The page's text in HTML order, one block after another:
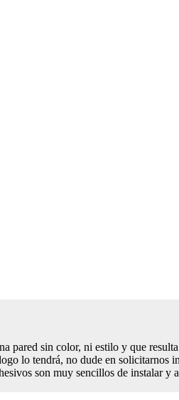
sin color, ni estilo y que
lo tendrá, no dude en
son muy sencillos de instalar